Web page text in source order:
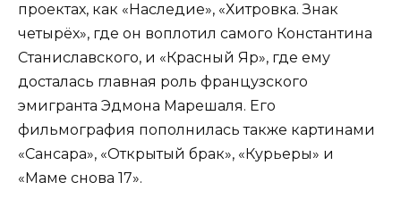
проектах, как «Наследие», «Хитровка. Знак
четырёх», где он воплотил самого Константина
Станиславского, и «Красный Яр», где ему
досталась главная роль французского
эмигранта Эдмона Марешаля. Его
фильмография пополнилась также картинами
«Сансара», «Открытый брак», «Курьеры» и
«Маме снова 17».